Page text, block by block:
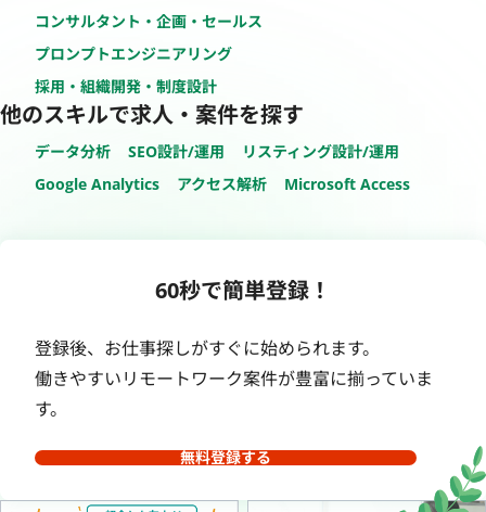
コンサルタント・企画・セールス
プロンプトエンジニアリング
採用・組織開発・制度設計
他のスキルで求人・案件を探す
データ分析 SEO設計/運用
リスティング設計/運用
Google Analytics
アクセス解析 Microsoft Access
60秒で簡単登録！
登録後、お仕事探しがすぐに始められます。
働きやすいリモートワーク案件が豊富に揃っていま
す。
無料登録する